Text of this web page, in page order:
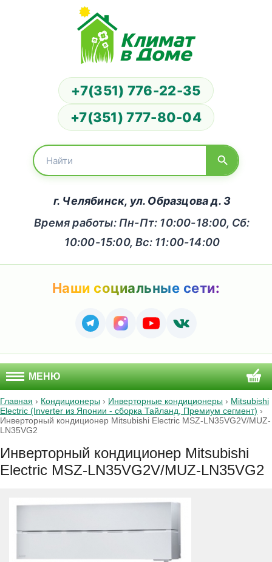
+7(351) 776-22-35
+7(351) 777-80-04
г. Челябинск, ул. Образцова д. 3
Время работы: Пн-Пт: 10:00-18:00, Сб:
10:00-15:00, Вс: 11:00-14:00
Наши социальные сети:
МЕНЮ
Главная › Кондиционеры › Инверторные кондиционеры › Mitsubishi
Electric (Inverter из Японии - сборка Тайланд, Премиум сегмент) ›
Инверторный кондиционер Mitsubishi Electric MSZ-LN35VG2V/MUZ-
LN35VG2
Инверторный кондиционер Mitsubishi
Electric MSZ-LN35VG2V/MUZ-LN35VG2